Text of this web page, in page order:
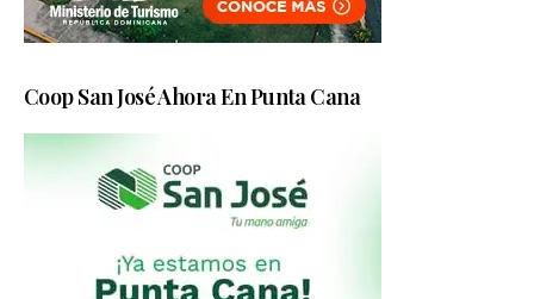
Coop San José Ahora En Punta Cana